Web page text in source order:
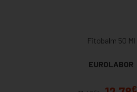
Fitobalm 50 Ml
EUROLABOR
€